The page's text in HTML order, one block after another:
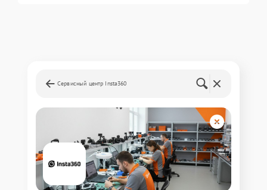
Сервисный центр Insta360